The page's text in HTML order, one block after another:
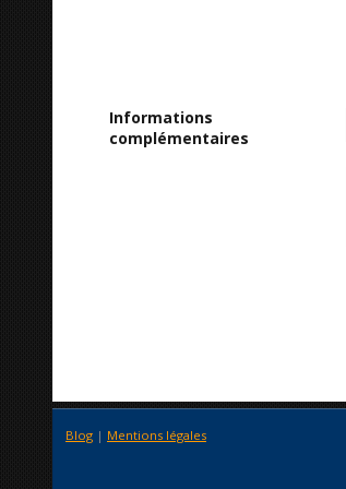
Informations
complémentaires
Blog | Mentions légales